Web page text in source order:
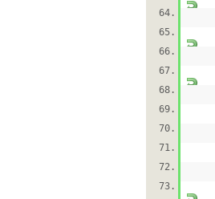
64.
65.
66.
67.
68.
69.
70.
71.
72.
73.